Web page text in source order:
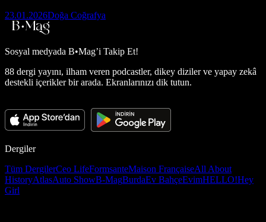
23.01.2026Doğa Coğrafya
Sosyal medyada B•Mag’i Takip Et!
88 dergi yayını, ilham veren podcastler, dikey diziler ve yapay zekâ
destekli içerikler bir arada. Ekranlarınızı dik tutun.
Dergiler
Tüm DergilerCeo LifeFormsanteMaison FrançaiseAll About
HistoryAtlasAuto ShowB-MagBurdaEv BahçeEvimHELLO!Hey
Girl